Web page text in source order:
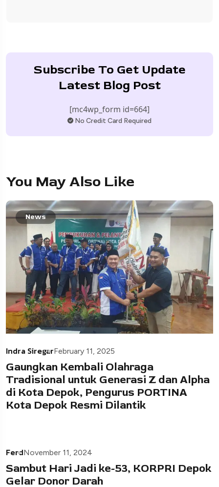
Subscribe To Get Update
Latest Blog Post
[mc4wp_form id=664]
No Credit Card Required
You May Also Like
News
Indra SiregarFebruary 11, 2025
Gaungkan Kembali Olahraga
Tradisional untuk Generasi Z dan Alpha
di Kota Depok, Pengurus PORTINA
Kota Depok Resmi Dilantik
FerdNovember 11, 2024
Sambut Hari Jadi ke-53, KORPRI Depok
Gelar Donor Darah